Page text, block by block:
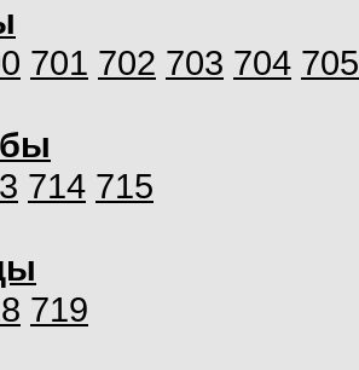
701 702 703 704 705
714 715
719